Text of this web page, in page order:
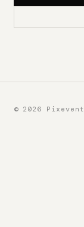
© 2026 Pixevent